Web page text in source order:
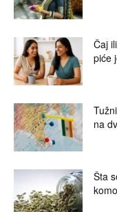
Čaj
piće
na
Šta